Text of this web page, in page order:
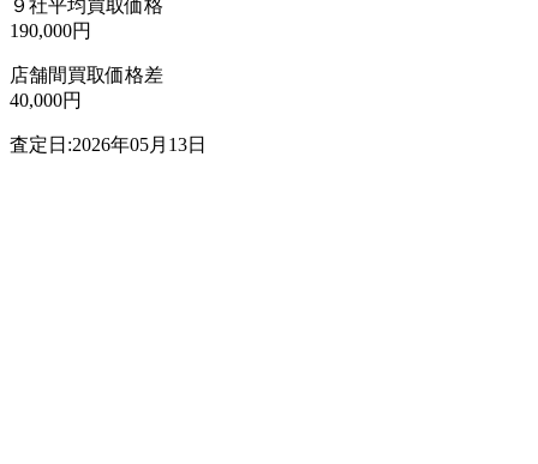
９社平均買取価格
190,000円
店舗間買取価格差
40,000円
査定日:2026年05月13日